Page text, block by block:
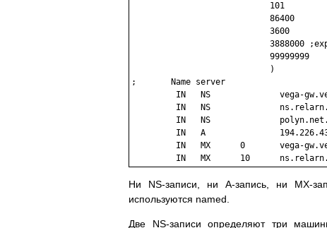
101
86400
3600
3888000
99999999
                            )
;       Name server
IN   NS              vega-
IN   NS
IN   NS
IN   A
IN   MX      0       vega-
Ни NS-записи, ни A-запись, ни MX-
используются named.
Две NS-записи определяют три